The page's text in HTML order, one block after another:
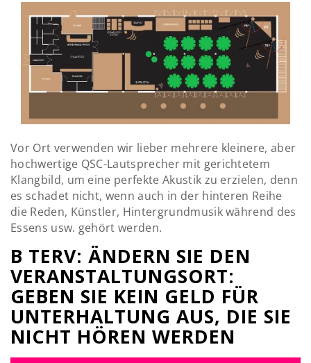
Vor Ort verwenden wir lieber mehrere kleinere, aber
hochwertige QSC-Lautsprecher mit gerichtetem
Klangbild, um eine perfekte Akustik zu erzielen, denn
es schadet nicht, wenn auch in der hinteren Reihe
die Reden, Künstler, Hintergrundmusik während des
Essens usw. gehört werden.
B TERV: ÄNDERN SIE DEN
VERANSTALTUNGSORT:
GEBEN SIE KEIN GELD FÜR
UNTERHALTUNG AUS, DIE SIE
NICHT HÖREN WERDEN